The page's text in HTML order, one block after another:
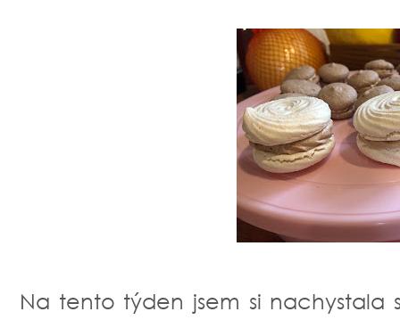
Na tento týden jsem si